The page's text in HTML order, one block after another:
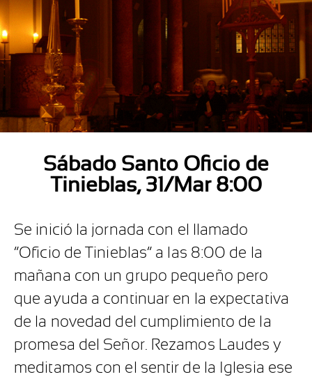
Sábado Santo Oficio de
Tinieblas, 31/Mar 8:00
Se inició la jornada con el llamado
“Oficio de Tinieblas” a las 8:00 de la
mañana con un grupo pequeño pero
que ayuda a continuar en la expectativa
de la novedad del cumplimiento de la
promesa del Señor. Rezamos Laudes y
meditamos con el sentir de la Iglesia ese